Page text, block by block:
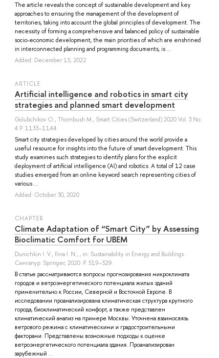
The article reveals the concept of sustainable development and key
approaches to ensuring the management of the development of
territories, taking into account the global principles of development. The
necessity of forming a comprehensive and balanced policy of sustainable
socio-economic development, the main priorities of which are enshrined
in interconnected planning and programming documents, is ...
Added: December 15, 2022
ARTICLE
Artificial intelligence and robotics in smart city
strategies and planned smart development
Golubchikov O., Thornbush M., Smart Cities (Switzerland) 2020 Vol. 3 No.
4 P. 1133–1144
Smart city strategies developed by cities around the world provide a
useful resource for insights into the future of smart development. This
study examines such strategies to identify plans for the explicit
deployment of artificial intelligence (AI) and robotics. A total of 12 case
studies emerged from an online keyword search representing cities of
various ...
Added: October 30, 2020
СHAPTER
Climate Adaptation of “Smart City” by Assessing
Bioclimatic Comfort for UBEM
Dunichkin I. V., Ilina I. N., , in: Sustainability in Energy and Buildings.:
Сингапур: Springer, 2020. P. 519–529.
В статье рассматриваются вопросы прогнозирования микроклимата
городов и ветроэнергетического потенциала жилых зданий
применительно к России, Северной и Восточной Европе. В
исследовании проанализирована климатическая структура крупного
города, биоклиматический комфорт, а также представлен
климатический анализ на примере Москвы. Уточнена взаимосвязь
ветрового режима с климатическими и градостроительными
факторами. Представлены возможные подходы к оценке
ветроэнергетического потенциала здания. Проанализирован
зарубежный ...